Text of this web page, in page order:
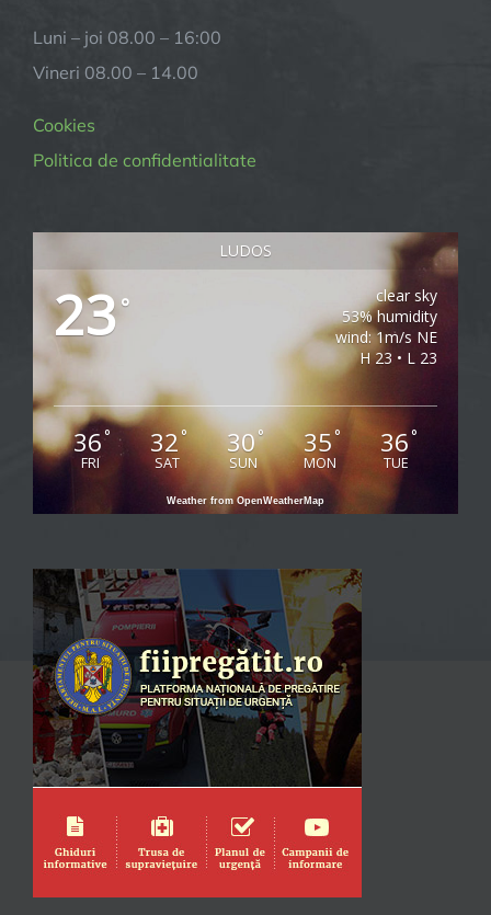
Luni – joi 08.00 – 16:00
Vineri 08.00 – 14.00
Cookies
Politica de confidentialitate
LUDOS
23°
clear sky
53% humidity
wind: 1m/s NE
H 23 • L 23
36°
FRI
32°
SAT
30°
SUN
35°
MON
36°
TUE
Weather from OpenWeatherMap